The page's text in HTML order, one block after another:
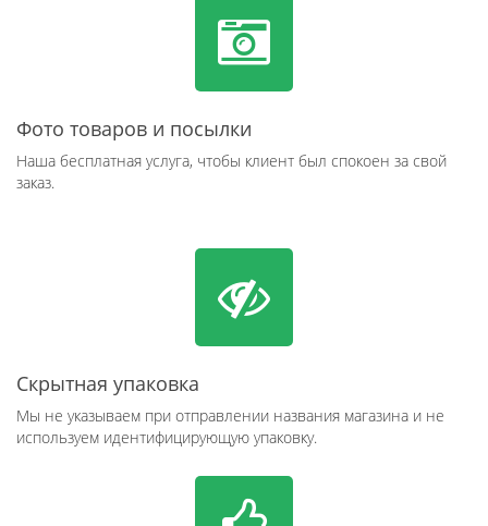
Фото товаров и посылки
Наша бесплатная услуга, чтобы клиент был спокоен за свой
заказ.
Скрытная упаковка
Мы не указываем при отправлении названия магазина и не
используем идентифицирующую упаковку.